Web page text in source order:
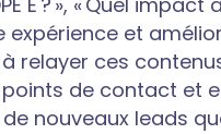
expérience et
à relayer ces
points de contact et
nouveaux leads